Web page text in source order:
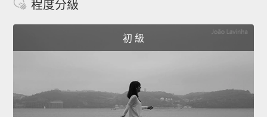
程度分級
初 級